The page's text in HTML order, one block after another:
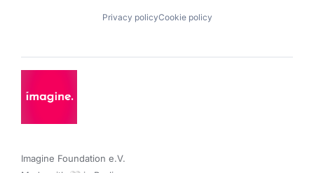
Privacy policyCookie policy
Imagine Foundation e.V.